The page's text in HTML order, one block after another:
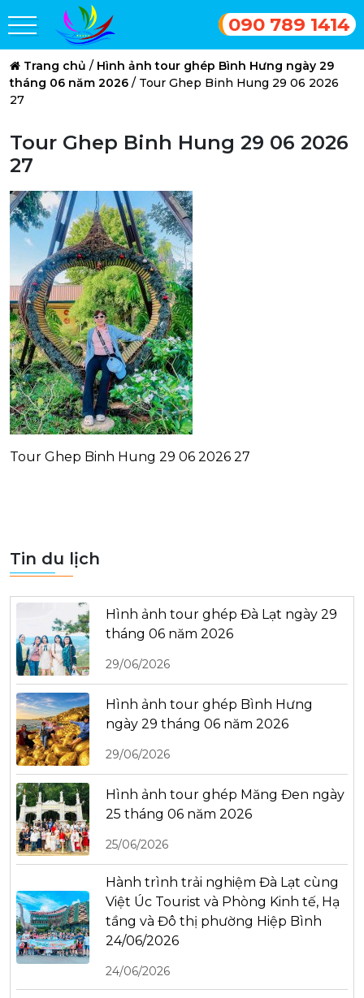
090 789 1414
Trang chủ / Hình ảnh tour ghép Bình Hưng ngày 29
tháng 06 năm 2026 / Tour Ghep Binh Hung 29 06 2026
27
Tour Ghep Binh Hung 29 06 2026
27
Tour Ghep Binh Hung 29 06 2026 27
Tin du lịch
Hình ảnh tour ghép Đà Lạt ngày 29
tháng 06 năm 2026
29/06/2026
Hình ảnh tour ghép Bình Hưng
ngày 29 tháng 06 năm 2026
29/06/2026
Hình ảnh tour ghép Măng Đen ngày
25 tháng 06 năm 2026
25/06/2026
Hành trình trải nghiệm Đà Lạt cùng
Việt Úc Tourist và Phòng Kinh tế, Hạ
tầng và Đô thị phường Hiệp Bình
24/06/2026
24/06/2026